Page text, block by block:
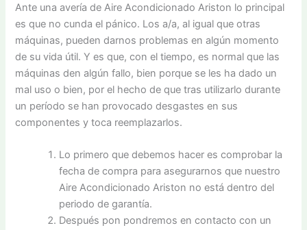
Ante una avería de Aire Acondicionado Ariston lo principal
es que no cunda el pánico. Los a/a, al igual que otras
máquinas, pueden darnos problemas en algún momento
de su vida útil. Y es que, con el tiempo, es normal que las
máquinas den algún fallo, bien porque se les ha dado un
mal uso o bien, por el hecho de que tras utilizarlo durante
un período se han provocado desgastes en sus
componentes y toca reemplazarlos.
Lo primero que debemos hacer es comprobar la
fecha de compra para asegurarnos que nuestro
Aire Acondicionado Ariston no está dentro del
periodo de garantía.
Después pon pondremos en contacto con un